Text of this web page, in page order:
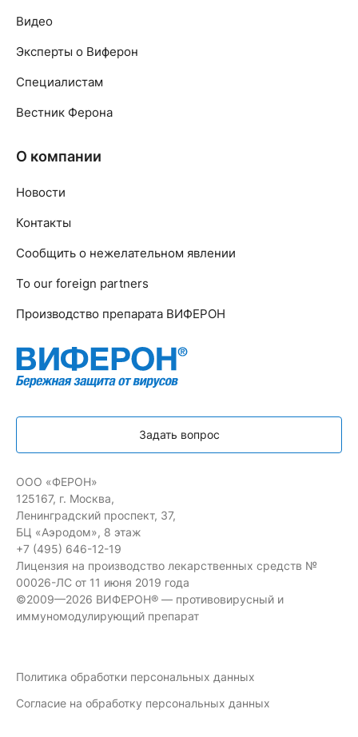
Видео
Эксперты о Виферон
Специалистам
Вестник Ферона
О компании
Новости
Контакты
Сообщить о нежелательном явлении
To our foreign partners
Производство препарата ВИФЕРОН
Задать вопрос
ООО «ФЕРОН»
125167, г. Москва,
Ленинградский проспект, 37,
БЦ «Аэродом», 8 этаж
+7 (495) 646-12-19
Лицензия на производство лекарственных средств №
00026-ЛС от 11 июня 2019 года
©2009—2026 ВИФЕРОН® — противовирусный и
иммуномодулирующий препарат
Политика обработки персональных данных
Согласие на обработку персональных данных